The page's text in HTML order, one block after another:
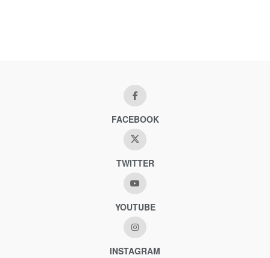
FACEBOOK
TWITTER
YOUTUBE
INSTAGRAM